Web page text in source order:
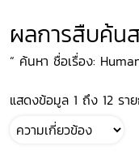
ผลการสืบค้น
“ ค้นหา ชื่อเรื่อง:
แสดงข้อมูล 1 ถึง 12 รา